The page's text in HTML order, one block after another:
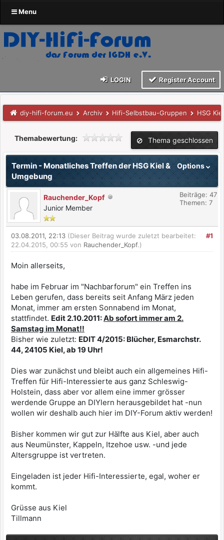
Menu
LOGIN Register Account
diy-hifi-forum.eu Archiv Hifi-Selbstbau-Gruppen HSG
Thema geschlossen
Themabewertung:
Options
Termin - Monatliches Treffen der HSG Kiel &
Umgebung
Rauchender_Kopf
Junior Member
Beiträge: 47
Themen: 7
#1
03.08.2011, 22:13 (Dieser Beitrag wurde zuletzt bearbeitet:
22.04.2015, 00:55 von Rauchender_Kopf.)
Moin allerseits,
habe im Februar im "Nachbarforum" ein Treffen ins
Leben gerufen, dass bereits seit Anfang März jeden
Monat, immer am ersten Sonnabend im Monat,
stattfindet. Edit 2.10.2011:Ab sofort immer am 2.
Samstag im Monat!!
Bisher wie zuletzt: EDIT 4/2015: Blücher, Esmarchstr.
44, 24105 Kiel, ab 19 Uhr!
Dies war zunächst und bleibt auch ein allgemeines Hifi-
Treffen für Hifi-Interessierte aus ganz Schleswig-
Holstein, dass aber vor allem eine immer grösser
werdende Gruppe an DIYlern herausgebildet hat -nun
wollen wir deshalb auch hier im DIY-Forum aktiv werden!
Bisher kommen wir gut zur Hälfte aus Kiel, aber auch
aus Neumünster, Kappeln, Itzehoe usw. -und jede
Altersgruppe ist vertreten.
Eingeladen ist jeder Hifi-Interessierte, egal, woher er
kommt.
Grüsse aus Kiel
Tillmann